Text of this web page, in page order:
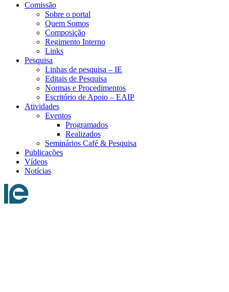
Comissão
Sobre o portal
Quem Somos
Composição
Regimento Interno
Links
Pesquisa
Linhas de pesquisa – IE
Editais de Pesquisa
Normas e Procedimentos
Escritório de Apoio – EAIP
Atividades
Eventos
Programados
Realizados
Seminários Café & Pesquisa
Publicações
Vídeos
Notícias